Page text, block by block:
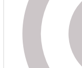
A “FUNDAÇÃO DO
uma instituição de
22/04/1996, que